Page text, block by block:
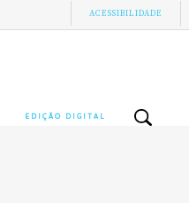
ACESSIBILIDADE
EDIÇÃO DIGITAL